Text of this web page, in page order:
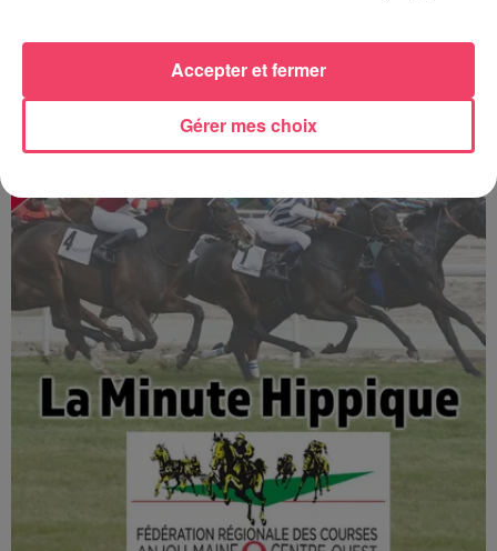
La minute Hippique - 04 08 2026
Gérer mes choix
Accepter et fermer